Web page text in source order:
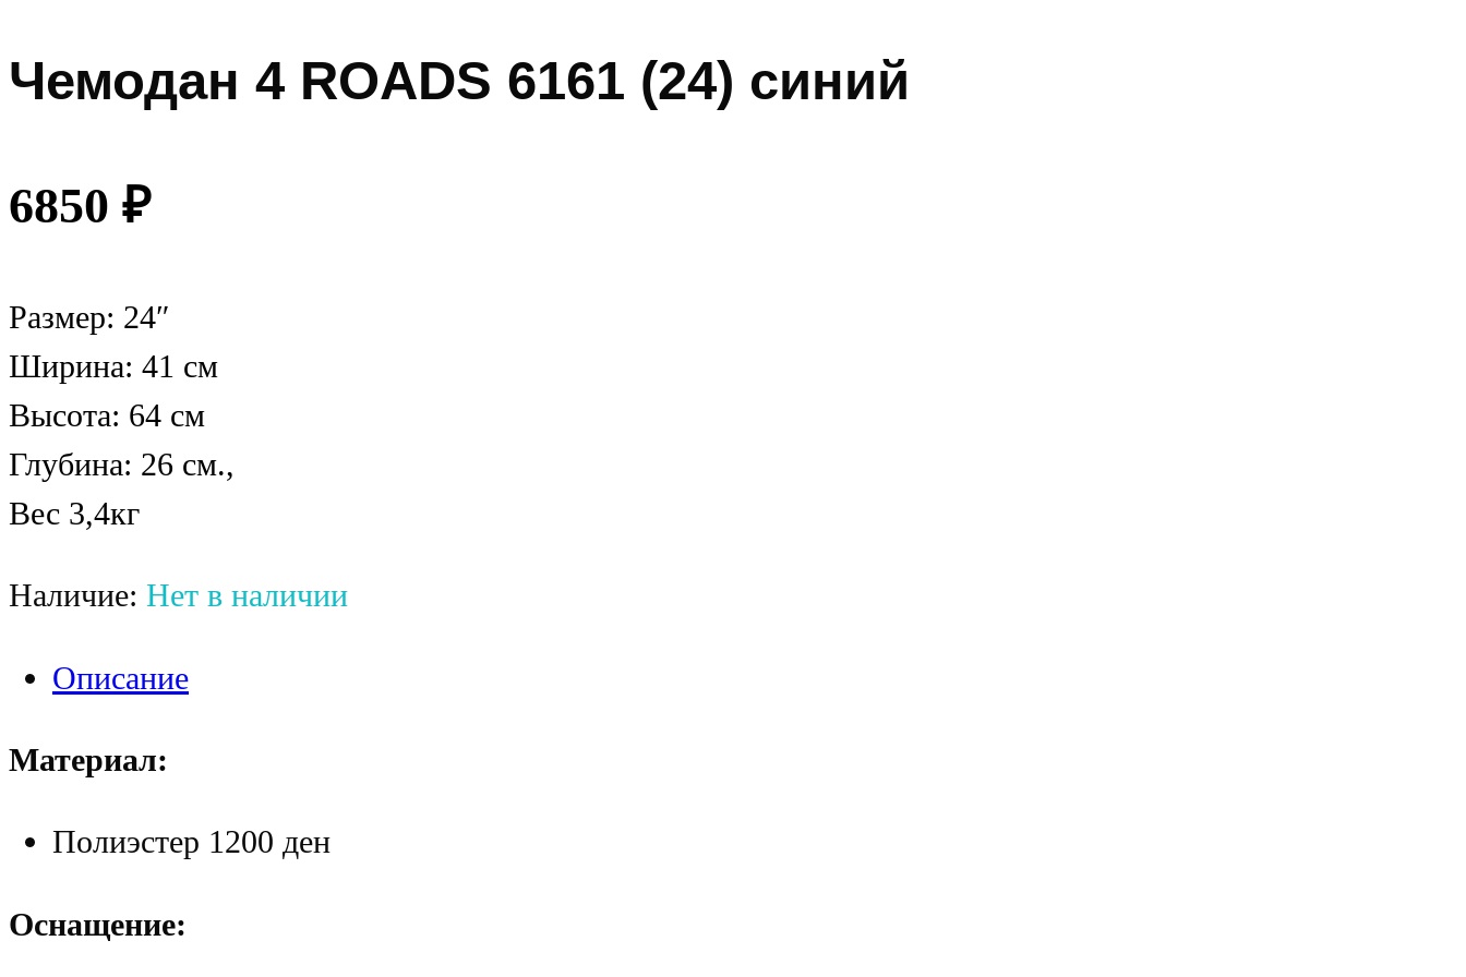
Чемодан 4 ROADS 6161 (24) синий
6850 ₽
Размер: 24″
Ширина: 41 см
Высота: 64 см
Глубина: 26 см.,
Вес 3,4кг
Наличие: Нет в наличии
Описание
Материал:
Полиэстер 1200 ден
Оснащение: